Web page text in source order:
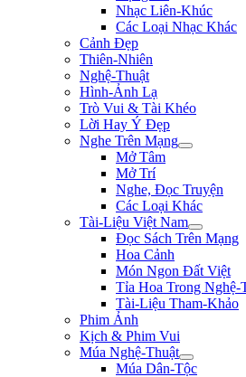
Nhạc Liên-Khúc
Các Loại Nhạc Khác
Cảnh Đẹp
Thiên-Nhiên
Nghệ-Thuật
Hình-Ảnh Lạ
Trò Vui & Tài Khéo
Lời Hay Ý Đẹp
Nghe Trên Mạng
Mở Tâm
Mở Trí
Nghe, Đọc Truyện
Các Loại Khác
Tài-Liệu Việt Nam
Đọc Sách Trên Mạng
Hoa Cảnh
Món Ngon Đất Việt
Tỉa Hoa Trong
Tài-Liệu Tham-Khảo
Phim Ảnh
Kịch & Phim Vui
Múa Nghệ-Thuật
Múa Dân-Tộc